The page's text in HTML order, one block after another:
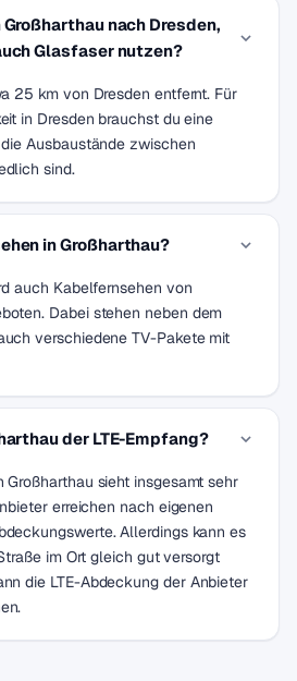
nach Dresden,
Glasfaser nutzen?
25 km von Dresden entfernt. Für
in Dresden brauchst du eine
Ausbaustände zwischen
sind.
in Großharthau?
auch Kabelfernsehen von
Dabei stehen neben dem
verschiedene TV-Pakete mit
der LTE-Empfang?
Großharthau sieht insgesamt sehr
erreichen nach eigenen
Allerdings kann es
im Ort gleich gut versorgt
die LTE-Abdeckung der Anbieter